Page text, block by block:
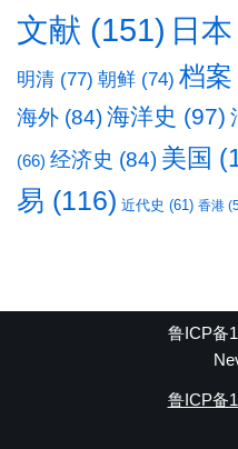
文献 (151) 日本
明清 (77) 朝鲜 (74) 档案
海外 (84)海洋史 (97)
(66) 经济史 (84) 美国
易 (116) 近代史 (61) 香港
鲁ICP备
鲁ICP备